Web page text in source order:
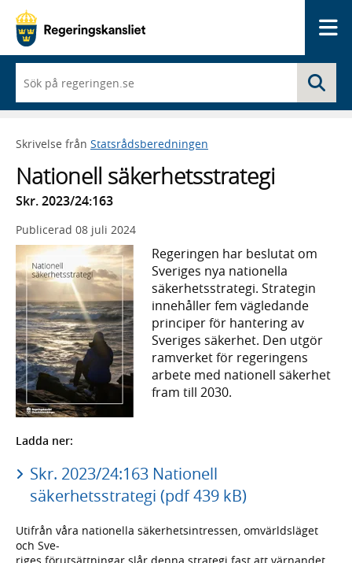
du
börjar
skriva
framträder
lista
med
sökförslag
Skrivelse från Statsrådsberedningen
Nationell säkerhetsstrategi
Skr. 2023/24:163
Publicerad 08 juli 2024
Regeringen har beslutat om
Sveriges nya nationella
säkerhetsstrategi. Strategin
innehåller fem vägledande
principer för hantering av
Sveriges säkerhet. Den utgör
ramverket för regeringens
arbete med nationell säkerhet
fram till 2030.
Ladda ner:
Skr. 2023/24:163 Nationell
säkerhetsstrategi (pdf 439 kB)
Utifrån våra nationella säkerhetsintressen, omvärldsläget
och Sve-